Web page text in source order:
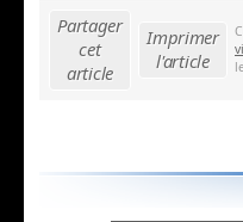
Partager
cet
article
Imprimer
l'article